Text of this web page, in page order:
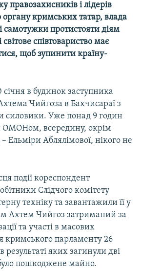
правозахисників і лідерів
органу кримських татар, влада
самотужки протистояти діям
світове співтовариство має
щоб зупинити країну-
січня в будинок заступника
Чийгоза в Бахчисараї з
Уже понад 9 годин
ОМОНом, всередину, окрім
Ельміри Аблялімової, нікого не
події кореспондент
Слідчого комітету
техніку та завантажили її у
Ахтем Чийгоз затриманий за
та участі в масових
кримського парламенту 26
результаті яких загинули дві
пошкоджене майно.